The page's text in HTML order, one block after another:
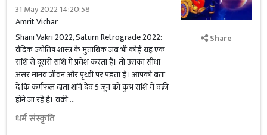
31 May 2022 14:20:58
Amrit Vichar
Shani Vakri 2022, Saturn Retrograde 2022:
वैदिक ज्योतिष शास्त्र के मुताबिक जब भी कोई ग्रह एक
राशि से दूसरी राशि में प्रवेश करता है। तो उसका सीधा
असर मानव जीवन और पृथ्वी पर पड़ता है। आपको बता
दें कि कर्मफल दाता शनि देव 5 जून को कुंभ राशि में वक्री
होने जा रहे हैं। वक्री …
धर्म संस्कृति
Share